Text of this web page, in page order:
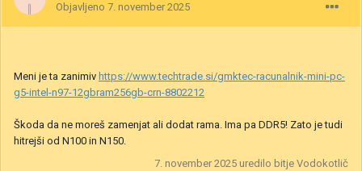
Objavljeno 7. november 2025
Meni je ta zanimiv https://www.techtrade.si/gmktec-racunalnik-mini-pc-
g5-intel-n97-12gbram256gb-crn-8802212
Škoda da ne moreš zamenjat ali dodat rama. Ima pa DDR5! Zato je tudi
hitrejši od N100 in N150.
7. november 2025 uredilo bitje Vodokotlič